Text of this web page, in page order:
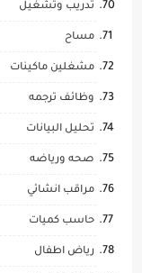
تدريب وتشغيل
مساح
مشغلين ماكينات
وظائف ترجمه
تحليل البيانات
صحه ورياضه
مراقب انشائي
حاسب كميات
رياض اطفال